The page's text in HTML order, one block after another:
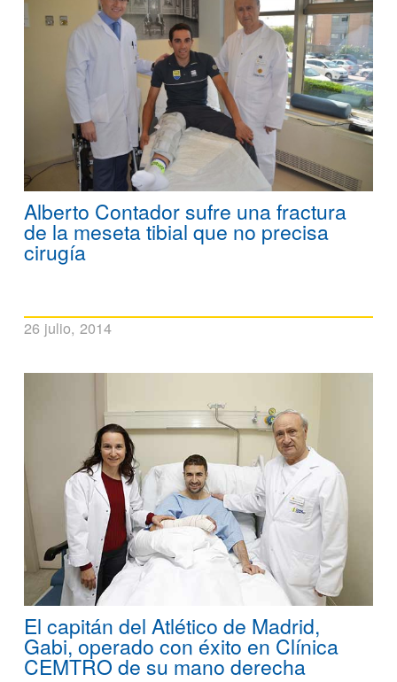
Alberto Contador sufre una fractura
de la meseta tibial que no precisa
cirugía
26 julio, 2014
El capitán del Atlético de Madrid,
Gabi, operado con éxito en Clínica
CEMTRO de su mano derecha